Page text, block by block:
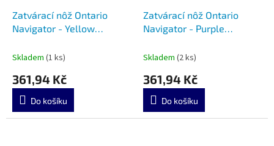
Zatvárací nôž Ontario
Navigator - Yellow
Skladem (1 ks)
361,94 Kč
Do košíku
Zatvárací nôž Ontario
Navigator - Purple
Skladem (2 ks)
361,94 Kč
Do košíku